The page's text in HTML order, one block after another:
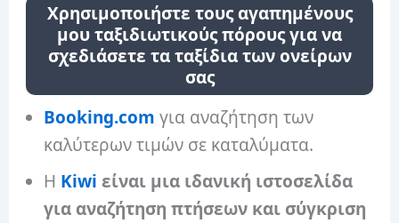
Χρησιμοποιήστε τους αγαπημένους
μου ταξιδιωτικούς πόρους για να
σχεδιάσετε τα ταξίδια των ονείρων
σας
Booking.com για αναζήτηση των
καλύτερων τιμών σε καταλύματα.
Η Kiwi είναι μια ιδανική ιστοσελίδα
για αναζήτηση πτήσεων και σύγκριση